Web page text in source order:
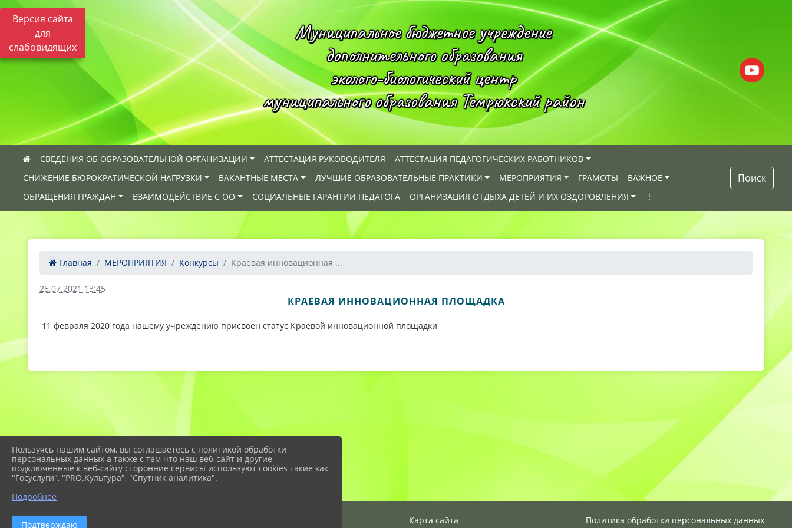
Версия сайта
для
слабовидящих
Муниципальное бюджетное учреждение
дополнительного образования
эколого-биологический центр
муниципального образования Темрюкский район
СВЕДЕНИЯ ОБ ОБРАЗОВАТЕЛЬНОЙ ОРГАНИЗАЦИИ АТТЕСТАЦИЯ РУКОВОДИТЕЛЯ
АТТЕСТАЦИЯ ПЕДАГОГИЧЕСКИХ РАБОТНИКОВ
СНИЖЕНИЕ БЮРОКРАТИЧЕСКОЙ НАГРУЗКИ
ВАКАНТНЫЕ МЕСТА ЛУЧШИЕ ОБРАЗОВАТЕЛЬНЫЕ ПРАКТИКИ МЕРОПРИЯТИЯ ГРАМОТЫ
ВАЖНОЕ
ОБРАЩЕНИЯ ГРАЖДАН
ВЗАИМОДЕЙСТВИЕ С ОО СОЦИАЛЬНЫЕ ГАРАНТИИ ПЕДАГОГА ОРГАНИЗАЦИЯ ОТДЫХА ДЕТЕЙ И ИХ ОЗДОРОВЛЕНИЯ ⋮
Поиск
Главная МЕРОПРИЯТИЯ Конкурсы Краевая инновационная ...
25.07.2021 13:45
КРАЕВАЯ ИННОВАЦИОННАЯ ПЛОЩАДКА
11 февраля 2020 года нашему учреждению присвоен статус Краевой инновационной площадки
2026 г. eco-centr.temr23.ru Карта сайта Политика обработки персональных данных
Пользуясь нашим сайтом, вы соглашаетесь с политикой обработки
персональных данных а также с тем что наш веб-сайт и другие
подключенные к веб-сайту сторонние сервисы используют cookies такие как
"Госуслуги", "PRO.Культура", "Спутник аналитика".
Подробнее
Подтверждаю